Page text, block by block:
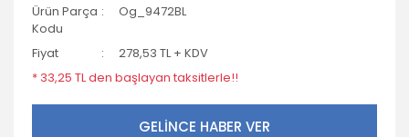
Ürün Parça
Kodu
Og_9472BL
Fiyat
278,53 TL + KDV
* 33,25 TL den başlayan taksitlerle!!
GELİNCE HABER VER